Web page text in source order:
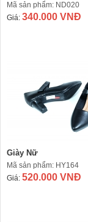
Mã sản phẩm: ND020
Giá: 340.000 VNĐ
Giày Nữ
Mã sản phẩm: HY164
Giá: 520.000 VNĐ